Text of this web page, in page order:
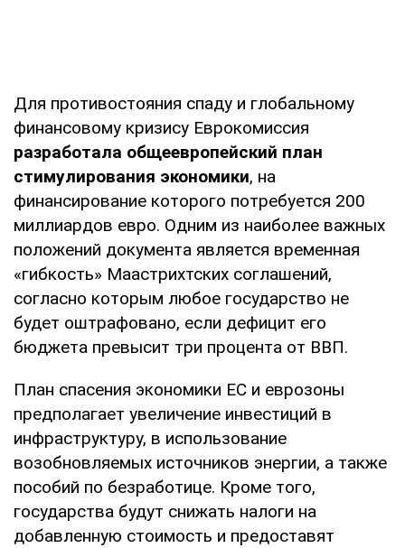
Для противостояния спаду и глобальному
финансовому кризису Еврокомиссия
разработала общеевропейский план
стимулирования экономики, на
финансирование которого потребуется 200
миллиардов евро. Одним из наиболее важных
положений документа является временная
«гибкость» Маастрихтских соглашений,
согласно которым любое государство не
будет оштрафовано, если дефицит его
бюджета превысит три процента от ВВП.
План спасения экономики ЕС и еврозоны
предполагает увеличение инвестиций в
инфраструктуру, в использование
возобновляемых источников энергии, а также
пособий по безработице. Кроме того,
государства будут снижать налоги на
добавленную стоимость и предоставят